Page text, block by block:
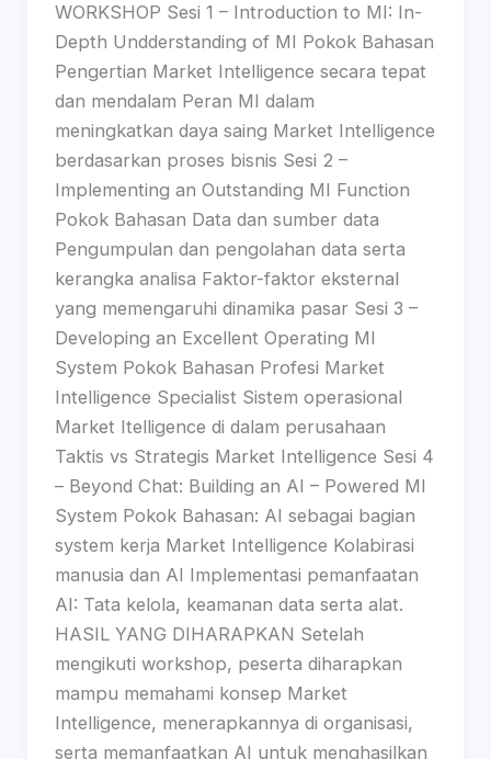
WORKSHOP Sesi 1 – Introduction to MI: In-
Depth Undderstanding of MI Pokok Bahasan
Pengertian Market Intelligence secara tepat
dan mendalam Peran MI dalam
meningkatkan daya saing Market Intelligence
berdasarkan proses bisnis Sesi 2 –
Implementing an Outstanding MI Function
Pokok Bahasan Data dan sumber data
Pengumpulan dan pengolahan data serta
kerangka analisa Faktor-faktor eksternal
yang memengaruhi dinamika pasar Sesi 3 –
Developing an Excellent Operating MI
System Pokok Bahasan Profesi Market
Intelligence Specialist Sistem operasional
Market Itelligence di dalam perusahaan
Taktis vs Strategis Market Intelligence Sesi 4
– Beyond Chat: Building an AI – Powered MI
System Pokok Bahasan: AI sebagai bagian
system kerja Market Intelligence Kolabirasi
manusia dan AI Implementasi pemanfaatan
AI: Tata kelola, keamanan data serta alat.
HASIL YANG DIHARAPKAN Setelah
mengikuti workshop, peserta diharapkan
mampu memahami konsep Market
Intelligence, menerapkannya di organisasi,
serta memanfaatkan AI untuk menghasilkan